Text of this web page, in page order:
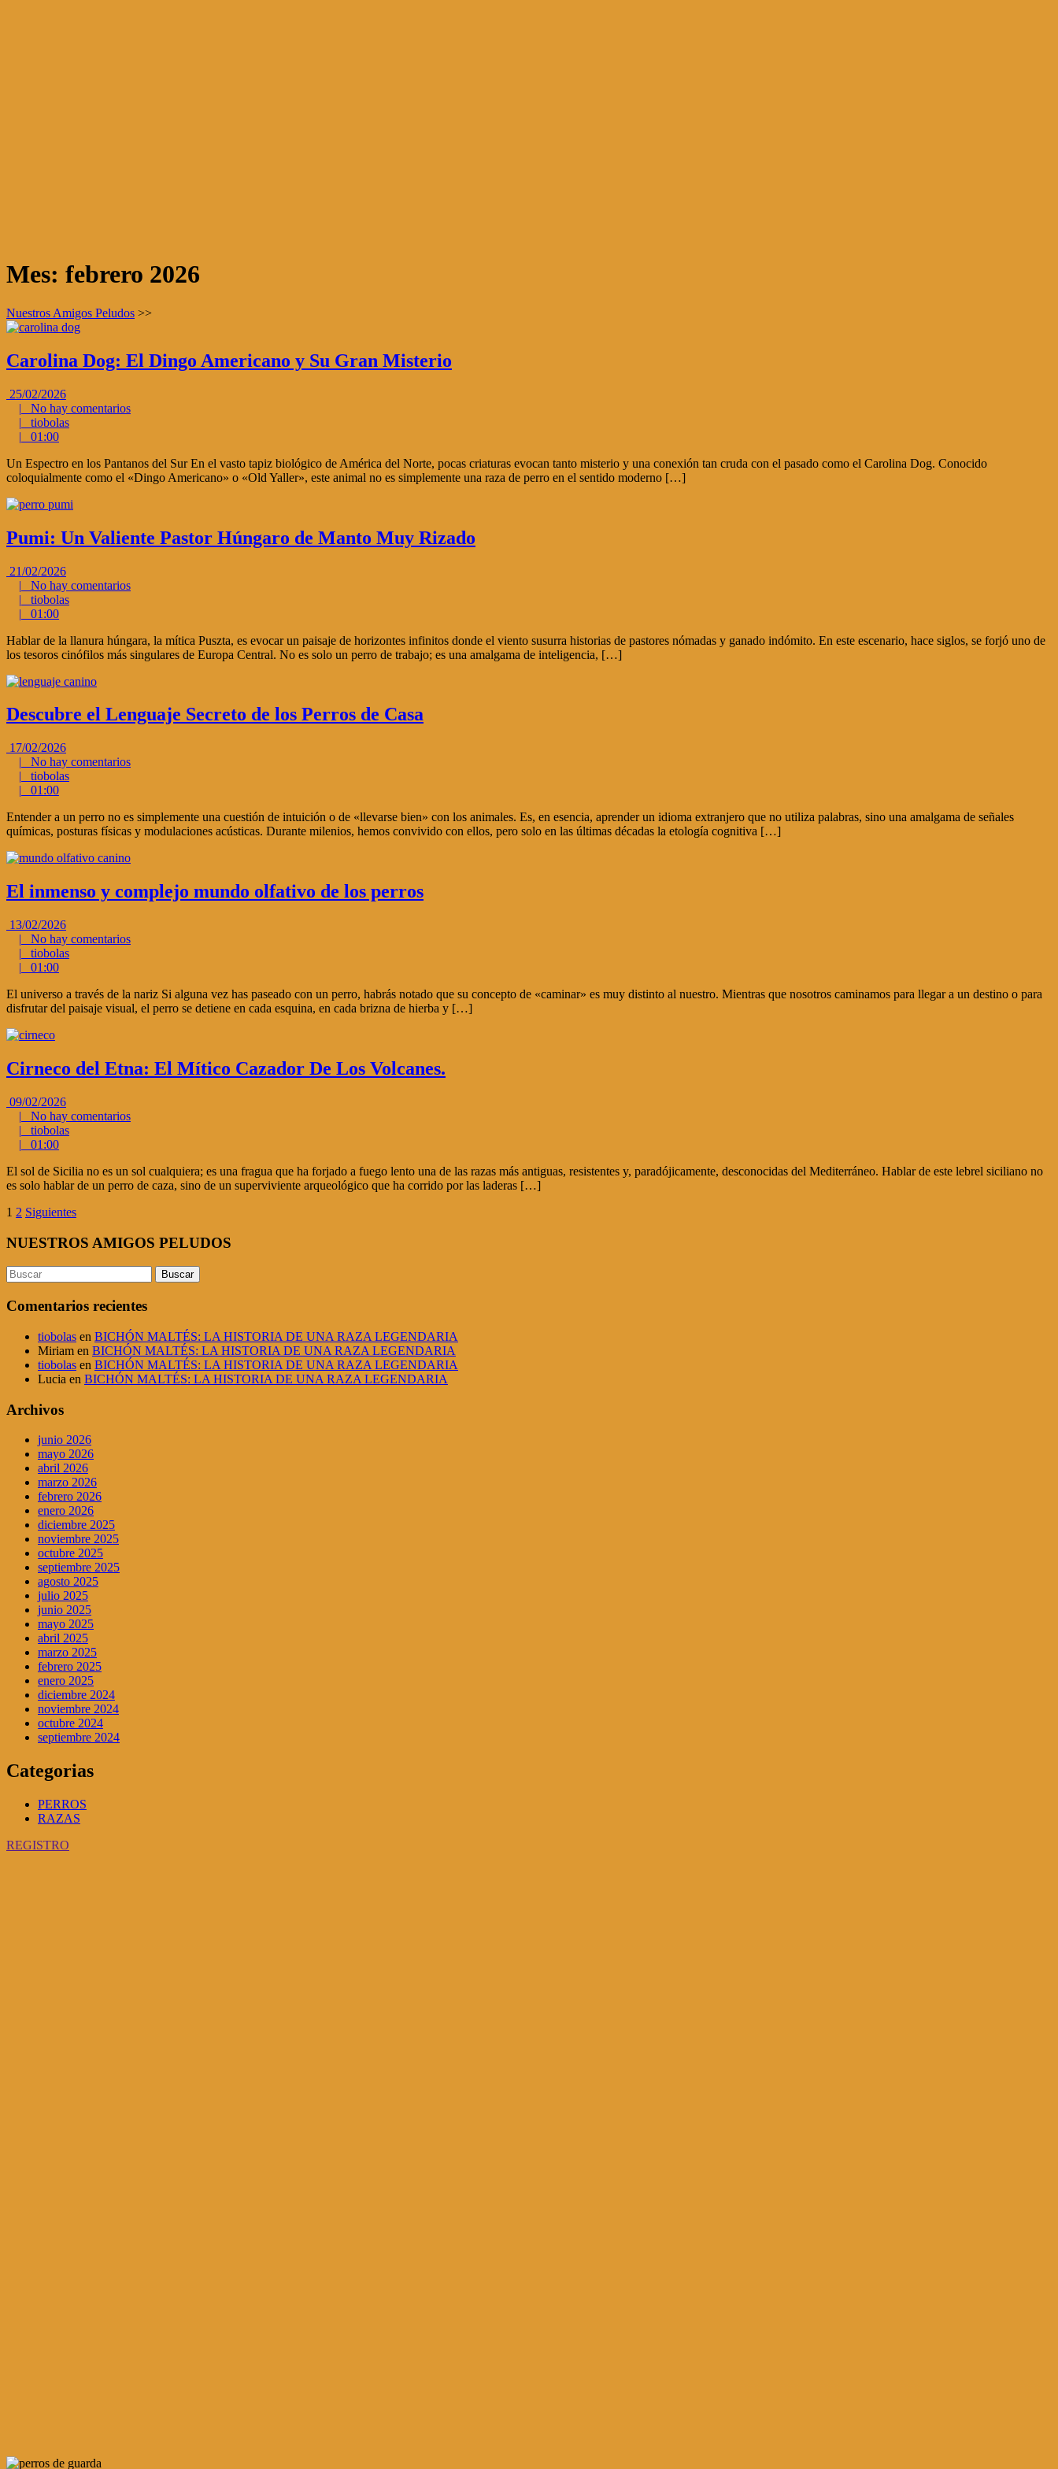
Mes: febrero 2026
Nuestros Amigos Peludos >>
Carolina Dog: El Dingo Americano y Su Gran Misterio
25/02/2026
| No hay comentarios
| tiobolas
| 01:00
Un Espectro en los Pantanos del Sur En el vasto tapiz biológico de América del Norte, pocas criaturas evocan tanto misterio y una conexión tan cruda con el pasado como el Carolina Dog. Conocido
coloquialmente como el «Dingo Americano» o «Old Yaller», este animal no es simplemente una raza de perro en el sentido moderno […]
Pumi: Un Valiente Pastor Húngaro de Manto Muy Rizado
21/02/2026
| No hay comentarios
| tiobolas
| 01:00
Hablar de la llanura húngara, la mítica Puszta, es evocar un paisaje de horizontes infinitos donde el viento susurra historias de pastores nómadas y ganado indómito. En este escenario, hace siglos, se forjó uno de
los tesoros cinófilos más singulares de Europa Central. No es solo un perro de trabajo; es una amalgama de inteligencia, […]
Descubre el Lenguaje Secreto de los Perros de Casa
17/02/2026
| No hay comentarios
| tiobolas
| 01:00
Entender a un perro no es simplemente una cuestión de intuición o de «llevarse bien» con los animales. Es, en esencia, aprender un idioma extranjero que no utiliza palabras, sino una amalgama de señales
químicas, posturas físicas y modulaciones acústicas. Durante milenios, hemos convivido con ellos, pero solo en las últimas décadas la etología cognitiva […]
El inmenso y complejo mundo olfativo de los perros
13/02/2026
| No hay comentarios
| tiobolas
| 01:00
El universo a través de la nariz Si alguna vez has paseado con un perro, habrás notado que su concepto de «caminar» es muy distinto al nuestro. Mientras que nosotros caminamos para llegar a un destino o para
disfrutar del paisaje visual, el perro se detiene en cada esquina, en cada brizna de hierba y […]
Cirneco del Etna: El Mítico Cazador De Los Volcanes.
09/02/2026
| No hay comentarios
| tiobolas
| 01:00
El sol de Sicilia no es un sol cualquiera; es una fragua que ha forjado a fuego lento una de las razas más antiguas, resistentes y, paradójicamente, desconocidas del Mediterráneo. Hablar de este lebrel siciliano no
es solo hablar de un perro de caza, sino de un superviviente arqueológico que ha corrido por las laderas […]
1 2 Siguientes
NUESTROS AMIGOS PELUDOS
Comentarios recientes
tiobolas en BICHÓN MALTÉS: LA HISTORIA DE UNA RAZA LEGENDARIA
Miriam en BICHÓN MALTÉS: LA HISTORIA DE UNA RAZA LEGENDARIA
tiobolas en BICHÓN MALTÉS: LA HISTORIA DE UNA RAZA LEGENDARIA
Lucia en BICHÓN MALTÉS: LA HISTORIA DE UNA RAZA LEGENDARIA
Archivos
junio 2026
mayo 2026
abril 2026
marzo 2026
febrero 2026
enero 2026
diciembre 2025
noviembre 2025
octubre 2025
septiembre 2025
agosto 2025
julio 2025
junio 2025
mayo 2025
abril 2025
marzo 2025
febrero 2025
enero 2025
diciembre 2024
noviembre 2024
octubre 2024
septiembre 2024
Categorias
PERROS
RAZAS
REGISTRO